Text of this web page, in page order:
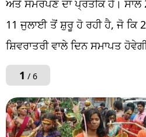
ਅਤੇ ਸਮਰਪਣ ਦਾ ਪ੍ਰਤੀਕ ਹੈ। ਸਾਲ
11 ਜੁਲਾਈ ਤੋਂ ਸ਼ੁਰੂ ਹੋ ਰਹੀ ਹੈ, ਜੋ ਕਿ
ਸ਼ਿਵਰਾਤਰੀ ਵਾਲੇ ਦਿਨ ਸਮਾਪਤ
1 / 6